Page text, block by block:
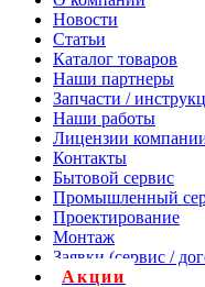
Новости
Статьи
Каталог товаров
Наши партнеры
Запчасти /
Наши работы
Лицензии
Контакты
Бытовой сервис
Промышленный
Проектирование
Монтаж
Заявки (сервис /
Акции